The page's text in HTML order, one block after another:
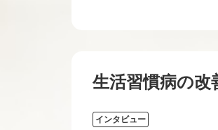
生活習慣病の
インタビュー